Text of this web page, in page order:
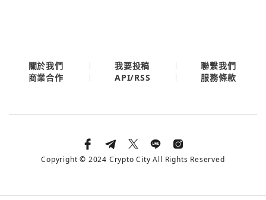
關於我們 我要投稿
聯繫我們
商業合作
API/RSS 服務條款
Copyright © 2024 Crypto City All Rights Reserved